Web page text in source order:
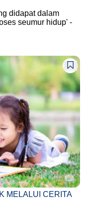
didapat dalam
seumur hidup' -
MELALUI CERITA